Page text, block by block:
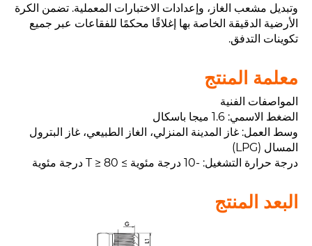
وتبديل مشعب الغاز، وإعدادات الاختبارات المعملية. تضمن الكرة
الأرضية الدقيقة الخاصة بها إغلاقًا محكمًا للفقاعات عبر جميع
تكوينات التدفق.
معلمة المنتج
المواصفات الفنية
الضغط الاسمي: 1.6 ميجا باسكال
وسط العمل: غاز المدينة المنزلي، الغاز الطبيعي، غاز البترول
المسال (LPG)
درجة حرارة التشغيل: -10 درجة مئوية ≥ T ≥ 80 درجة مئوية
البعد المنتج